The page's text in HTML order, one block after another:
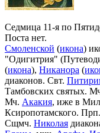
Седмица 11-я по
Поста нет.
Смоленской (икона)
"Одигитрия"
(икона), Никанора (
диаконов. Свт.
Тамбовских святых.
Мч. Акакия, иже в
Ксиропотамского. Прп.
Сщмч. Николая